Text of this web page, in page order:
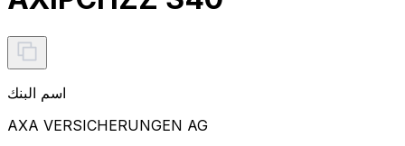
اسم البنك
AXA VERSICHERUNGEN AG